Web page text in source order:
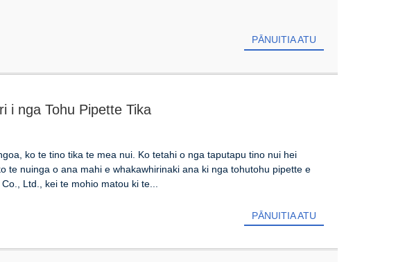
PĀNUITIA ATU
i nga Tohu Pipette Tika
ko te tino tika te mea nui. Ko tetahi o nga taputapu tino nui hei
te nuinga o ana mahi e whakawhirinaki ana ki nga tohutohu pipette e
Ltd., kei te mohio matou ki te...
PĀNUITIA ATU